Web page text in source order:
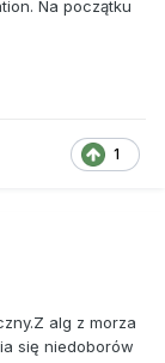
Na początku
1
alg z morza
się niedoborów